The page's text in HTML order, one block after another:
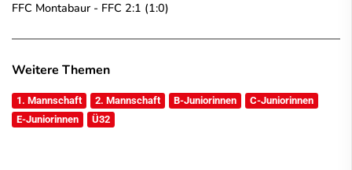
FFC Montabaur - FFC 2:1 (1:0)
Weitere Themen
1. Mannschaft 2. Mannschaft B-Juniorinnen
C-Juniorinnen
E-Juniorinnen
Ü32